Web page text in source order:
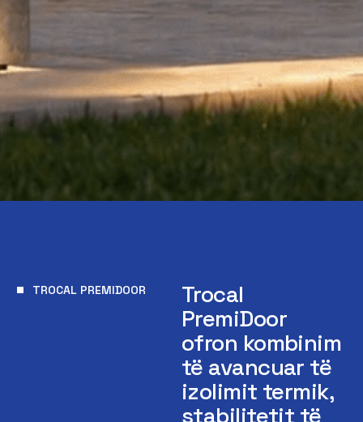
TROCAL PREMIDOOR
Trocal
PremiDoor
ofron kombinim
të avancuar të
izolimit termik,
stabilitetit të